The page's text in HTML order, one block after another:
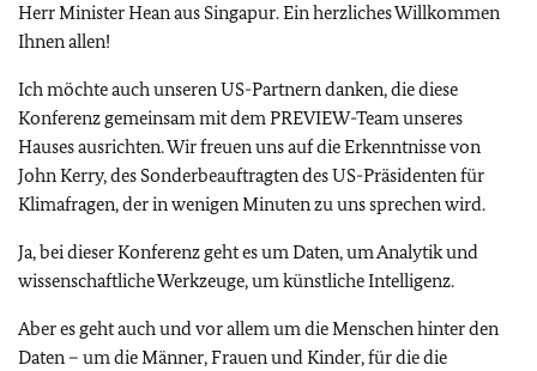
Herr Minister Hean aus Singapur. Ein herzliches Willkommen
Ihnen allen!
Ich möchte auch unseren US-Partnern danken, die diese
Konferenz gemeinsam mit dem PREVIEW-Team unseres
Hauses ausrichten. Wir freuen uns auf die Erkenntnisse von
John Kerry, des Sonderbeauftragten des US-Präsidenten für
Klimafragen, der in wenigen Minuten zu uns sprechen wird.
Ja, bei dieser Konferenz geht es um Daten, um Analytik und
wissenschaftliche Werkzeuge, um künstliche Intelligenz.
Aber es geht auch und vor allem um die Menschen hinter den
Daten – um die Männer, Frauen und Kinder, für die die